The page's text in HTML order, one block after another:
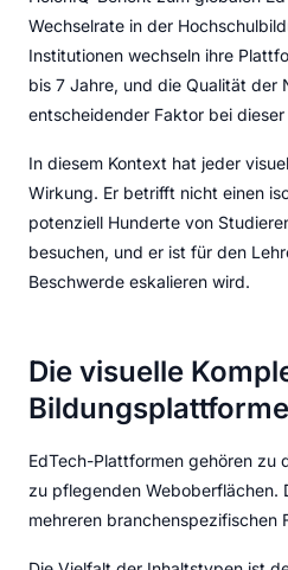
Wechselrate in der
Institutionen wechseln ihre
bis 7 Jahre, und die Qualität der
entscheidender Faktor bei
In diesem Kontext hat jeder
Wirkung. Er betrifft nicht einen
potenziell Hunderte von
besuchen, und er ist für den
Beschwerde eskalieren wird.
Die visuelle
EdTech-Plattformen gehören zu
zu pflegenden Weboberflächen.
mehreren branchenspezifischen